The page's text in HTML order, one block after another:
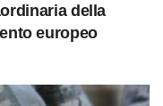
della
europeo